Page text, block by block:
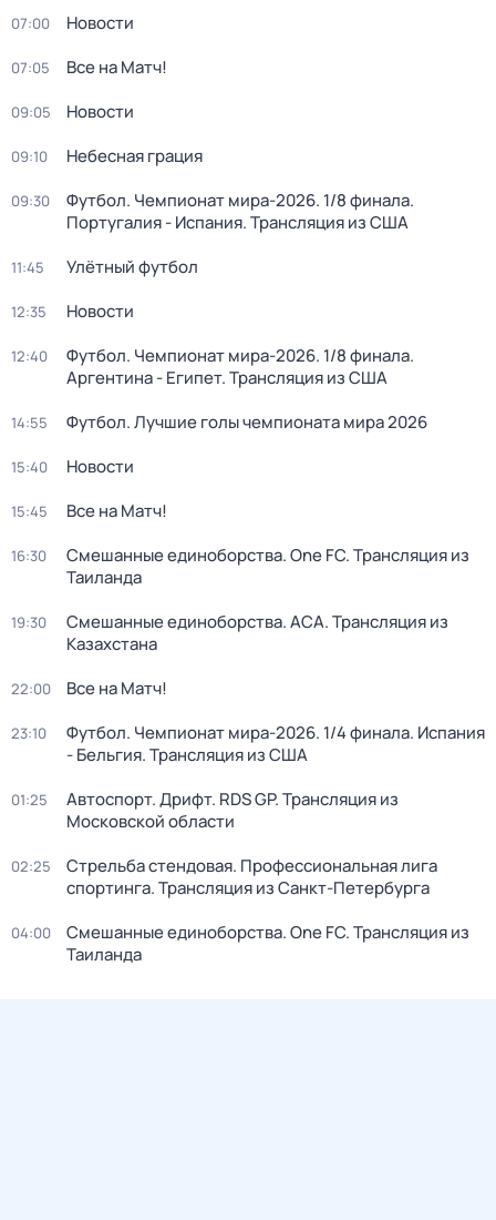
07:00 Новости
07:05 Все на Матч!
09:05 Новости
09:10 Небесная грация
09:30
Футбол. Чемпионат мира-2026. 1/8 финала.
Португалия - Испания. Трансляция из США
11:45 Улётный футбол
12:35 Новости
12:40
Футбол. Чемпионат мира-2026. 1/8 финала.
Аргентина - Египет. Трансляция из США
14:55 Футбол. Лучшие голы чемпионата мира 2026
15:40 Новости
15:45 Все на Матч!
16:30
Смешанные единоборства. One FC. Трансляция из
Таиланда
19:30
Смешанные единоборства. АСА. Трансляция из
Казахстана
22:00 Все на Матч!
23:10
Футбол. Чемпионат мира-2026. 1/4 финала. Испания
- Бельгия. Трансляция из США
01:25
Автоспорт. Дрифт. RDS GP. Трансляция из
Московской области
02:25
Стрельба стендовая. Профессиональная лига
спортинга. Трансляция из Санкт-Петербурга
04:00
Смешанные единоборства. One FC. Трансляция из
Таиланда